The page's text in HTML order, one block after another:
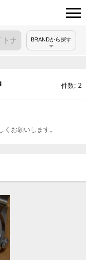
BRANDから探す
件数: 2
お願いします。